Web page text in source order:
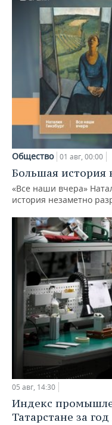
Общество 01 авг, 00:00
Большая история
«Все наши вчера»
история незаметно
05 авг, 14:30
Индекс
Татарстане за